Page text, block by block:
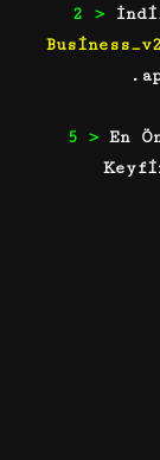
2 >
5 > En